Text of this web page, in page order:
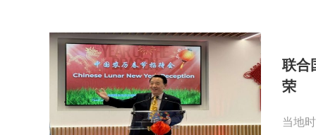
联合
荣
当地